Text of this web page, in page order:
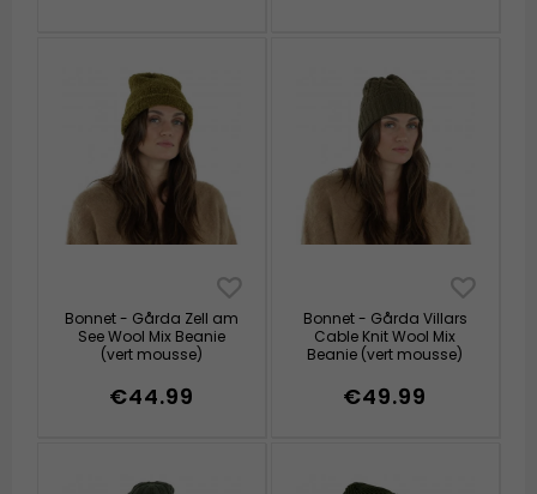
Bonnet - Gårda Zell am
See Wool Mix Beanie
(vert mousse)
€44.99
Bonnet - Gårda Villars
Cable Knit Wool Mix
Beanie (vert mousse)
€49.99